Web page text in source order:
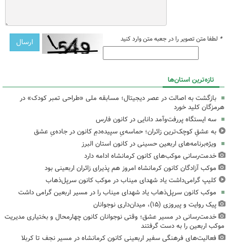
* لطفا متن تصویر را در جعبه متن وارد کنید
تازه‌ترین استان‌ها
بازگشت به اصالت در عصر دیجیتال؛ مسابقه ملی «طراحی تمبر کودک» در
هرمزگان کلید خورد
سه ایستگاه پررفت‌وآمد دانایی در کانون فارس
به عشقِ کوچک‌ترین زائران؛ حماسه‌یِ سپیده‌دمِ کانون در جاده‌یِ عشق
ویژه‌برنامه‌های اربعین حسینی در کانون استان البرز
خدمت‌رسانی موکب‌های کانون کرمانشاه ادامه دارد
موکب آزادگان کانون کرمانشاه امروز هم پذیرای زائران اربعینی بود
کلیپ گرامی‌داشت یاد شهدای میناب در موکب کانون سرپل‌ذهاب
موکب کانون سرپل‌ذهاب یاد شهدای میناب را در مسیر اربعین گرامی داشت
پیک روایت و پیروزی (۱۵)، میدان‌داری نوجوانان
خدمت‌رسانی در مسیر عشق؛ وقتی نوجوانان کانون چهارمحال و بختیاری مدیریت
موکب اربعین را به دست گرفتند
فعالیت‌های فرهنگی سفیر اربعینی کانون کرمانشاه در مسیر نجف تا کربلا